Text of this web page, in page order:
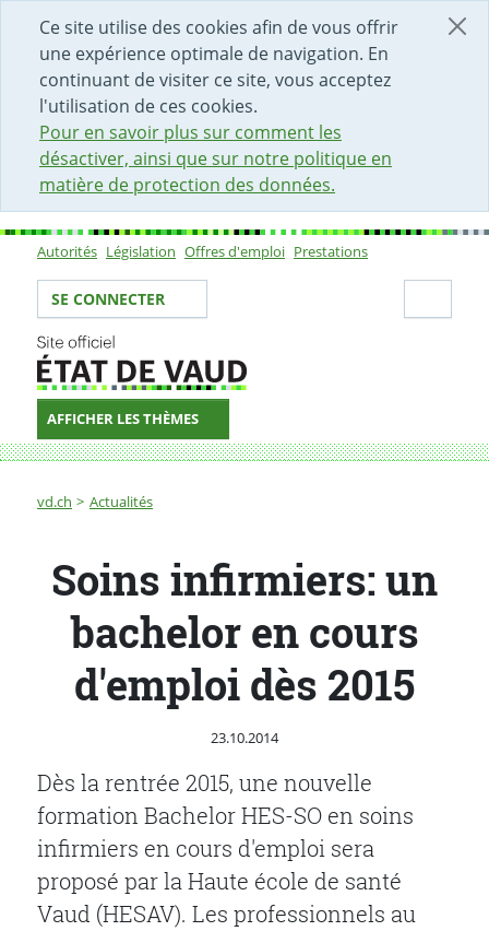
Ce site utilise des cookies afin de vous offrir
une expérience optimale de navigation. En
continuant de visiter ce site, vous acceptez
l'utilisation de ces cookies.
Pour en savoir plus sur comment les
désactiver, ainsi que sur notre politique en
matière de protection des données.
DÉBUT DU CONTENU DE LA PAGE
ACCÈS AU CHAMP DE RECHERCHE
PAGE D'ACCUEIL
FORMULAIRE DE CONTACT
Sous-navigation
Autorités Législation Offres d'emploi Prestations
Votre identité
SE CONNECTER
AFFICHER LES THÈMES
Fil d'Ariane
vd.ch Actualités
Soins infirmiers: un bachelor en cours d'emploi dès
Soins infirmiers: un
bachelor en cours
d'emploi dès 2015
Publié le
23.10.2014
Dès la rentrée 2015, une nouvelle
formation Bachelor HES-SO en soins
infirmiers en cours d'emploi sera
proposé par la Haute école de santé
Vaud (HESAV). Les professionnels au